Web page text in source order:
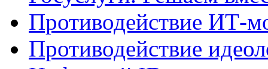
Противодействие ИТ-
Противодействие